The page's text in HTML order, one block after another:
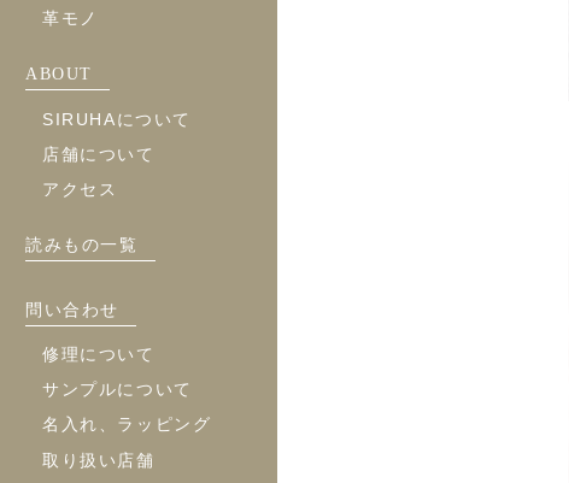
革モノ
ABOUT
SIRUHAについて
店舗について
アクセス
読みもの一覧
問い合わせ
修理について
サンプルについて
名入れ、ラッピング
取り扱い店舗